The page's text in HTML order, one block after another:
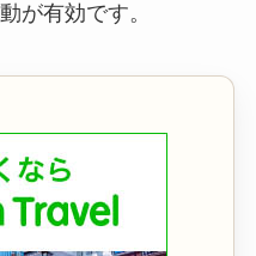
が有効です。